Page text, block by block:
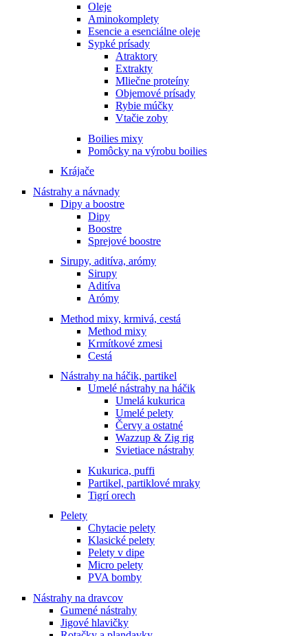
Oleje
Aminokomplety
Esencie a esenciálne oleje
Sypké prísady
Atraktory
Extrakty
Mliečne proteíny
Objemové prísady
Rybie múčky
Vtačie zoby
Boilies mixy
Pomôcky na výrobu boilies
Krájače
Nástrahy a návnady
Dipy a boostre
Dipy
Boostre
Sprejové boostre
Sirupy, aditíva, arómy
Sirupy
Aditíva
Arómy
Method mixy, krmivá, cestá
Method mixy
Krmítkové zmesi
Cestá
Nástrahy na háčik, partikel
Umelé nástrahy na háčik
Umelá kukurica
Umelé pelety
Červy a ostatné
Wazzup & Zig rig
Svietiace nástrahy
Kukurica, puffi
Partikel, partiklové mraky
Tigrí orech
Pelety
Chytacie pelety
Klasické pelety
Pelety v dipe
Micro pelety
PVA bomby
Nástrahy na dravcov
Gumené nástrahy
Jigové hlavičky